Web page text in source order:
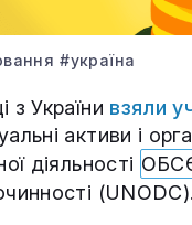
#україна
з України взяли
активи і
діяльності
(UNODC).